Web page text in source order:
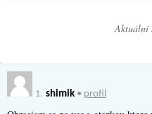
Aktuální
1. shimik • profil